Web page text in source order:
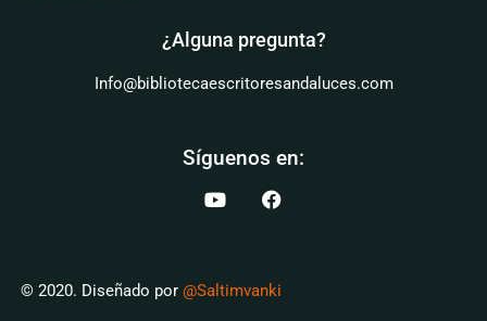
¿Alguna pregunta?
Info@bibliotecaescritoresandaluces.com
© 2020. Diseñado por @Saltimvanki
Síguenos en: